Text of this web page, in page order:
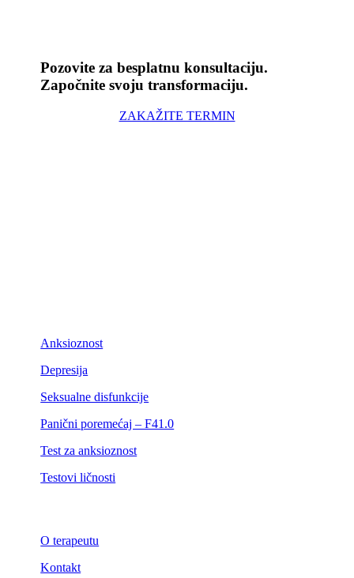
Pozovite za besplatnu konsultaciju.
Započnite svoju transformaciju.
ZAKAŽITE TERMIN
Anksioznost
Depresija
Seksualne disfunkcije
Panični poremećaj – F41.0
Test za anksioznost
Testovi ličnosti
O terapeutu
Kontakt